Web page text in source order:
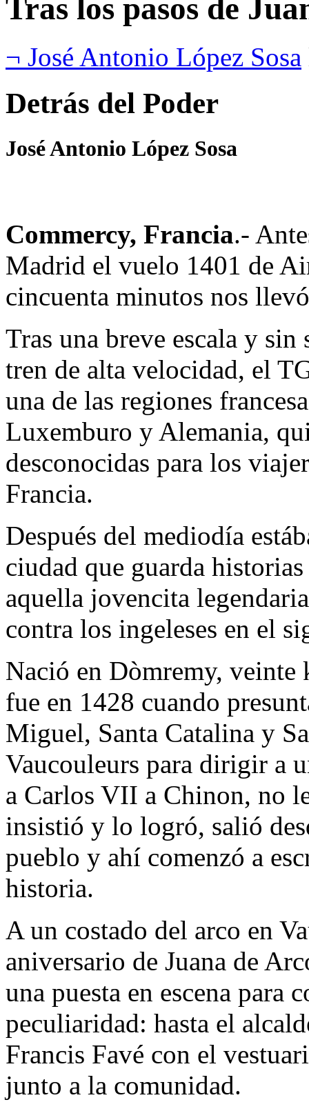
Tras los pasos de
¬ José Antonio López Sosa
Detrás del Poder
José Antonio López Sosa
Commercy, Francia.-
Madrid el vuelo 1401 de
cincuenta minutos nos
Tras una breve escala y
tren de alta velocidad, el
una de las regiones
Luxemburo y Alemania,
desconocidas para los
Francia.
Después del mediodía
ciudad que guarda
aquella jovencita
contra los ingeleses en el
Nació en Dòmremy, veinte
fue en 1428 cuando
Miguel, Santa Catalina y
Vaucouleurs para dirigir a
a Carlos VII a Chinon, no
insistió y lo logró, salió
pueblo y ahí comenzó a
historia.
A un costado del arco en
aniversario de Juana de
una puesta en escena para
peculiaridad: hasta el
Francis Favé con el
junto a la comunidad.